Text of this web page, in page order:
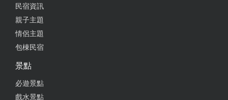
民宿資訊
親子主題
情侶主題
包棟民宿
景點
必遊景點
戲水景點